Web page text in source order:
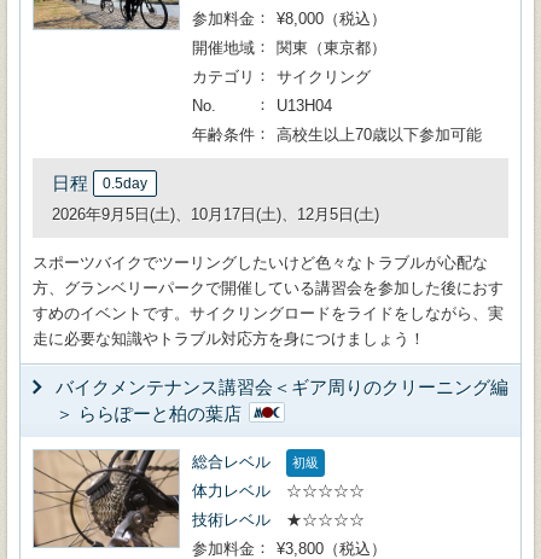
参加料金
¥8,000（税込）
開催地域
関東（東京都）
カテゴリ
サイクリング
No.
U13H04
年齢条件
高校生以上70歳以下参加可能
日程 0.5day
2026年9月5日(土)、10月17日(土)、12月5日(土)
スポーツバイクでツーリングしたいけど色々なトラブルが心配な
方、グランベリーパークで開催している講習会を参加した後におす
すめのイベントです。サイクリングロードをライドをしながら、実
走に必要な知識やトラブル対応方を身につけましょう！
バイクメンテナンス講習会＜ギア周りのクリーニング編
＞ ららぽーと柏の葉店
総合レベル 初級
体力レベル
☆☆☆☆☆
技術レベル
★☆☆☆☆
参加料金
¥3,800（税込）